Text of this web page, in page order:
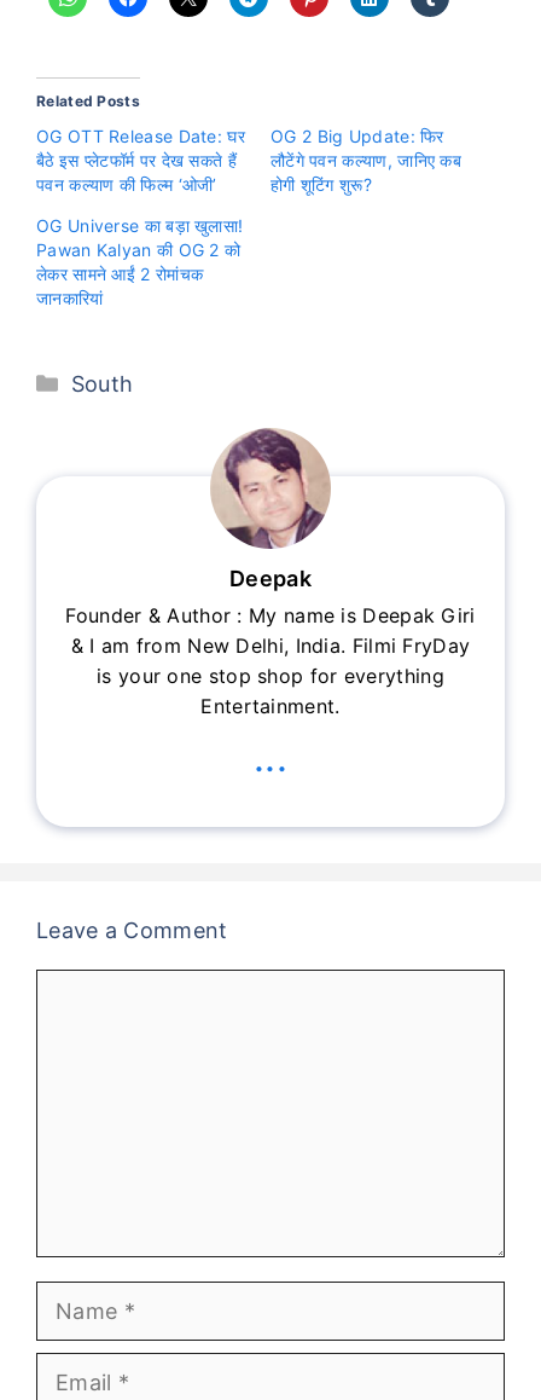
Related Posts
OG OTT Release Date: घर
बैठे इस प्लेटफॉर्म पर देख सकते हैं
पवन कल्याण की फिल्म ‘ओजी’
OG 2 Big Update: फिर
लौटेंगे पवन कल्याण, जानिए कब
होगी शूटिंग शुरू?
OG Universe का बड़ा खुलासा!
Pawan Kalyan की OG 2 को
लेकर सामने आईं 2 रोमांचक
जानकारियां
Categories
South
Deepak
Founder & Author : My name is Deepak Giri
& I am from New Delhi, India. Filmi FryDay
is your one stop shop for everything
Entertainment.
...
Leave a Comment
Name
Email